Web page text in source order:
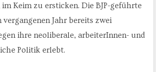
Keim zu ersticken. Die BJP-geführte
Jahr bereits zwei
ihre neoliberale, arbeiterInnen- und
Politik erlebt.